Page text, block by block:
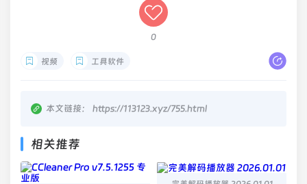
0
视频 工具软件
本文链接： https://113123.xyz/755.html
相关推荐